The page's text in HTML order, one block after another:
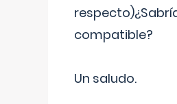
compatible?
Un saludo.